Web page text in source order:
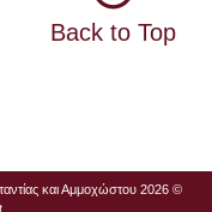
Back to Top
και Αμμοχώστου 2026 ©